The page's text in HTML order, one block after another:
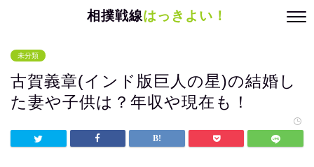
相撲戦線はっきよい！
未分類
古賀義章(インド版巨人の星)の結婚し
た妻や子供は？年収や現在も！